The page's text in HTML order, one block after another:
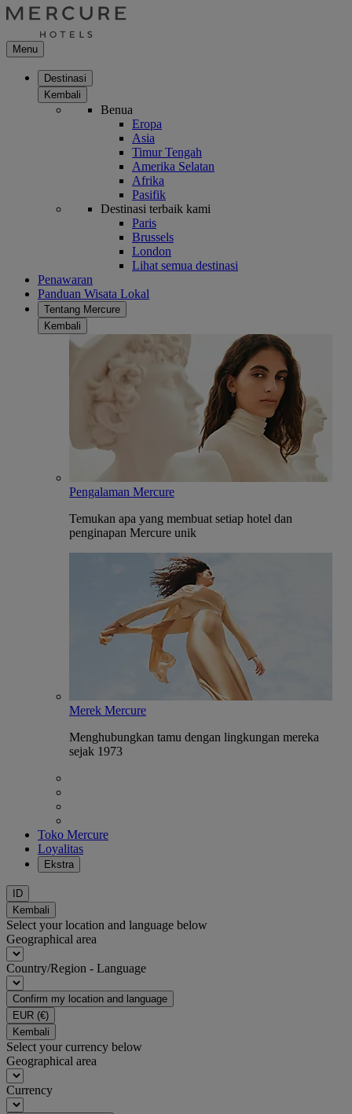
Menu
Destinasi
Kembali
Benua
Eropa
Asia
Timur Tengah
Amerika Selatan
Afrika
Pasifik
Destinasi terbaik kami
Paris
Brussels
London
Lihat semua destinasi
Penawaran
Panduan Wisata Lokal
Tentang Mercure
Kembali
Pengalaman Mercure
Temukan apa yang membuat setiap hotel dan
penginapan Mercure unik
Merek Mercure
Menghubungkan tamu dengan lingkungan mereka
sejak 1973
Toko Mercure
Loyalitas
Ekstra
ID
Kembali
Select your location and language below
Geographical area
Country/Region - Language
Confirm my location and language
EUR (€)
Kembali
Select your currency below
Geographical area
Currency